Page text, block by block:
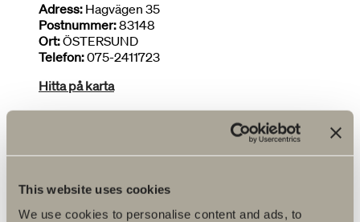
This website uses cookies
We use cookies to personalise content and ads, to
Adress: Hagvägen 35
Postnummer:83148
Ort:ÖSTERSUND
Telefon:075-2411723
Hitta på karta
Deltar i kampanjer